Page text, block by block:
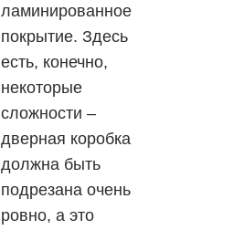
ламинированное
покрытие. Здесь
есть, конечно,
некоторые
сложности –
дверная коробка
должна быть
подрезана очень
ровно, а это